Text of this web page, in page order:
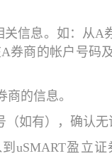
信息。如：从A
券商的帐户号码
的信息。
如有），确认无
uSMART盈立